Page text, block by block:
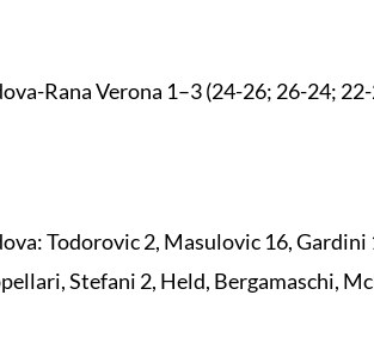
Rana Verona 1–3 (24-26; 26-24;
Todorovic 2, Masulovic 16,
Stefani 2, Held, Bergamaschi,